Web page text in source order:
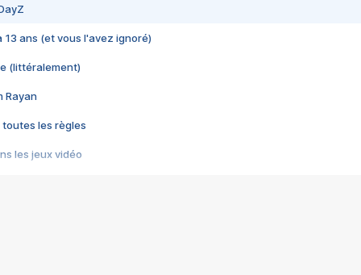
13 ans (et vous l'avez ignoré)
(littéralement)
Rayan
toutes les règles
les jeux vidéo